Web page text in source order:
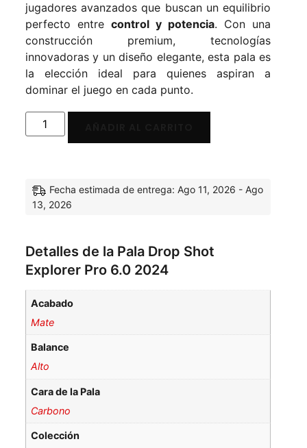
jugadores avanzados que buscan un equilibrio
perfecto entre control y potencia. Con una
construcción premium, tecnologías
innovadoras y un diseño elegante, esta pala es
la elección ideal para quienes aspiran a
dominar el juego en cada punto.
Fecha estimada de entrega: Ago 11, 2026 - Ago
13, 2026
Detalles de la Pala Drop Shot
Explorer Pro 6.0 2024
Acabado
Mate
Balance
Alto
Cara de la Pala
Carbono
Colección